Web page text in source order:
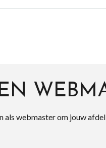
webmaster om jouw